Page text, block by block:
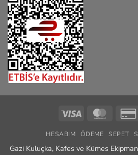
Visa
HESABIM ÖDEME SEPET
Gazi Kuluçka, Kafes ve Kümes